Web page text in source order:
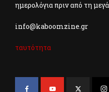
ημερολόγια πριν από τη
info@kaboomzine.gr
ταυτότητα